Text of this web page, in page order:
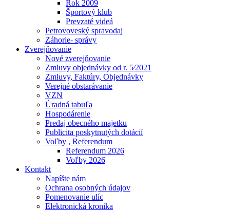
Rok 2009
Športový klub
Prevzaté videá
Petrovoveský spravodaj
Záhorie- správy
Zverejňovanie
Nové zverejňovanie
Zmluvy objednávky od r. 5⁄2021
Zmluvy, Faktúry, Objednávky
Verejné obstarávanie
VZN
Úradná tabuľa
Hospodárenie
Predaj obecného majetku
Publicita poskytnutých dotácií
Voľby , Referendum
Referendum 2026
Voľby 2026
Kontakt
Napíšte nám
Ochrana osobných údajov
Pomenovanie ulíc
Elektronická kronika